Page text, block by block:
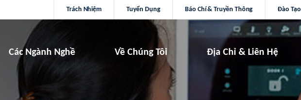
Các Ngành Nghề Về Chúng Tôi Địa Chỉ & Liên Hệ
Trách Nhiệm Tuyển Dụng Báo Chí & Truyền Thông Đào Tạo